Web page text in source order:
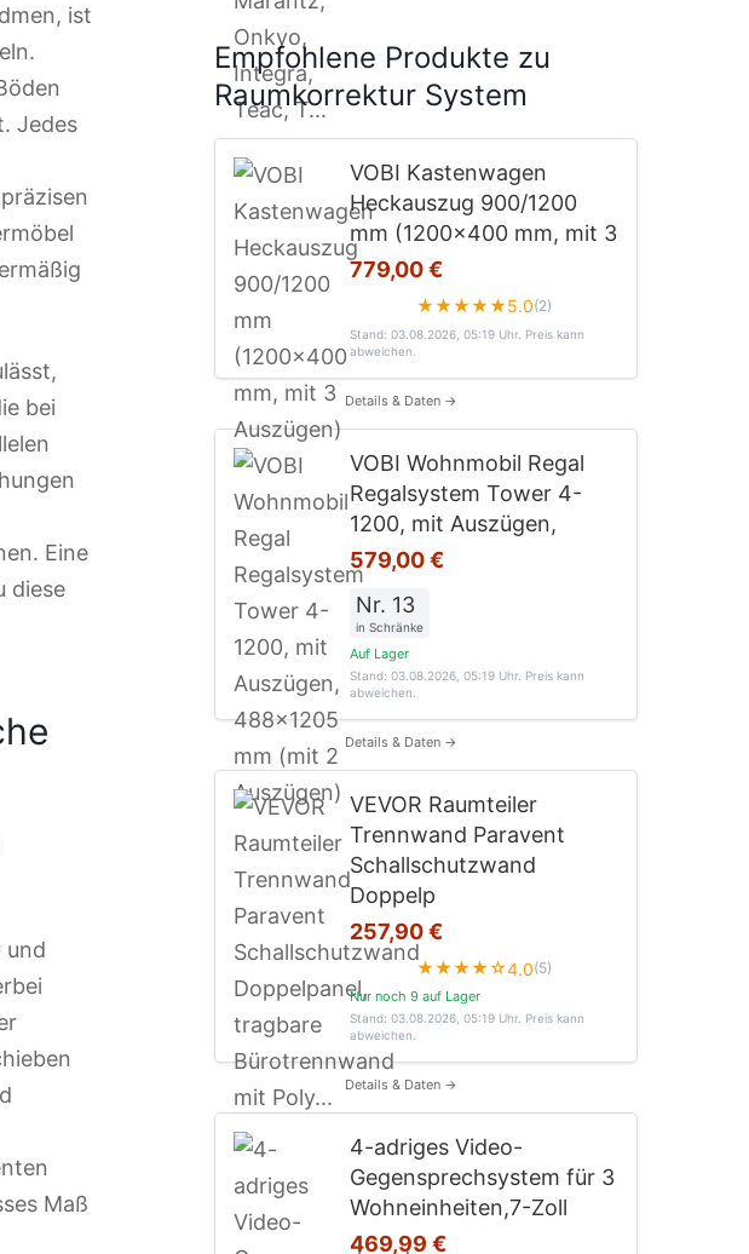
ist
Jedes
bei
Eine
diese
und
Maß
Empfohlene Produkte zu
Raumkorrektur System
VOBI Kastenwagen
Heckauszug 900/1200
mm (1200x400 mm, mit 3
779,00 €
★★★★★5.0(2)
Stand: 03.08.2026, 05:19 Uhr. Preis kann
abweichen.
Details & Daten →
VOBI Wohnmobil Regal
Regalsystem Tower 4-
1200, mit Auszügen,
579,00 €
Nr. 13
in Schränke
Auf Lager
Stand: 03.08.2026, 05:19 Uhr. Preis kann
abweichen.
Details & Daten →
VEVOR Raumteiler
Trennwand Paravent
Schallschutzwand
Doppelp
257,90 €
★★★★☆4.0(5)
Nur noch 9 auf Lager
Stand: 03.08.2026, 05:19 Uhr. Preis kann
abweichen.
Details & Daten →
4-adriges Video-
Gegensprechsystem für 3
Wohneinheiten,7-Zoll
469,99 €